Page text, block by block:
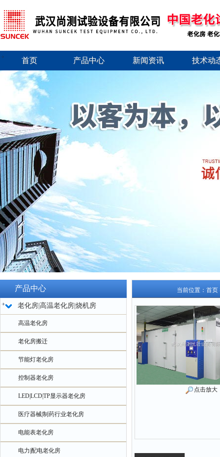
首页 产品中心 新闻资讯 技术动
产品中心
老化房|高温老化房|烧机房
高温老化房
老化房搬迁
节能灯老化房
控制器老化房
LED|LCD|TP显示器老化房
医疗器械|制药行业老化房
电能表老化房
电力|配电老化房
当前位置： 首页
点击放大